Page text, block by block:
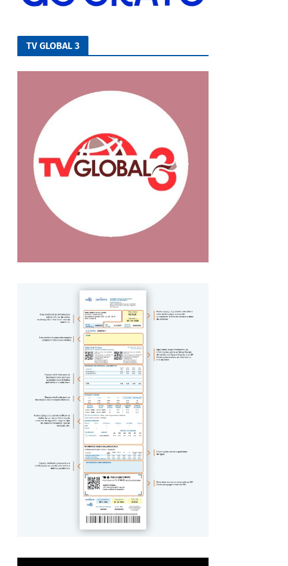
TV GLOBAL 3